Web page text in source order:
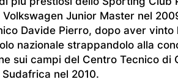
su Facebook
su Instagram
Seguici su LinkedIn
Seguici su YouTube
2026 © Picentia
Junior Master nel
Davide Pierro, dopo aver vinto
nazionale strappandolo alla
sui campi del Centro Tecnico di
nel 2010.